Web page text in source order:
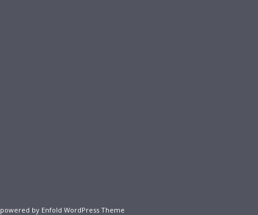
powered by Enfold WordPress Theme